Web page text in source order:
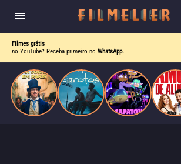
Filmes grátis
no YouTube? Receba primeiro no WhatsApp.
Paris
obras-primas, participa de festas e busca